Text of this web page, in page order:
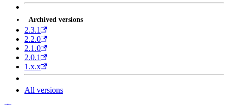
Archived versions
2.3.1
2.2.0
2.1.0
2.0.1
1.x.x
All versions